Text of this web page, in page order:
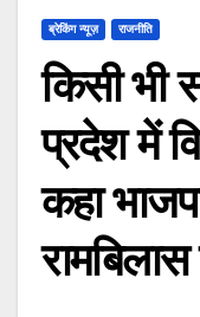
ब्रेकिंग न्यूज़ राजनीति
किसी भी
प्रदेश में
कहा
रामबिलास